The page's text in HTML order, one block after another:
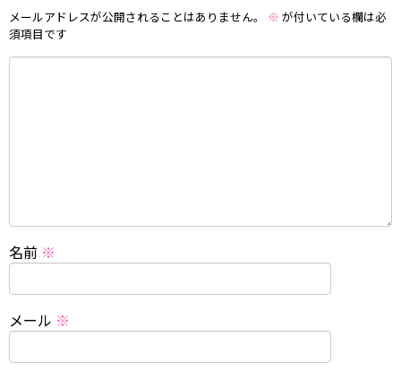
メールアドレスが公開されることはありません。 ※ が付いている欄は必
須項目です
名前 ※
メール ※